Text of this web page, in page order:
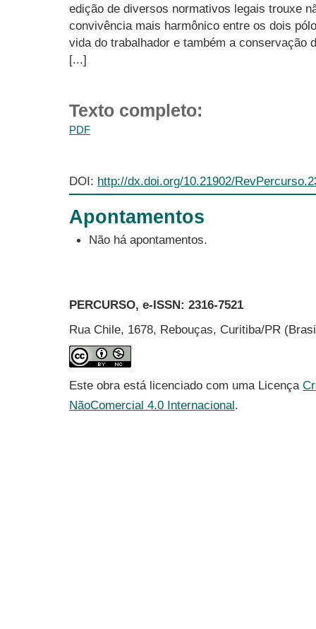
edição de diversos normativos legais trouxe
convivência mais harmônico entre os dois
vida do trabalhador e também a conservação
[...]
Texto completo:
PDF
DOI: http://dx.doi.org/10.21902/
Apontamentos
Não há apontamentos.
PERCURSO, e-ISSN: 2316-7521
Rua Chile, 1678, Rebouças, Curitiba/PR
Este obra está licenciado com uma Licença
NãoComercial 4.0 Internacional.